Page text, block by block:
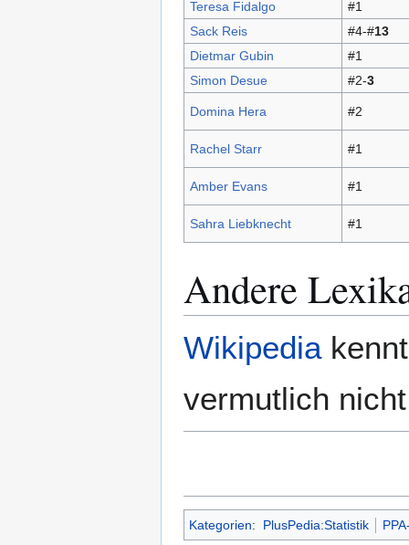
Teresa Fidalgo
#1
Sack Reis
#4-#13
Dietmar Gubin
#1
Simon Desue
#2-3
Domina Hera #2
Rachel Starr #1
Amber Evans #1
Sahra Liebknecht #1
Andere
Wikipedia
vermutlich
Kategorien: PlusPedia:Statistik